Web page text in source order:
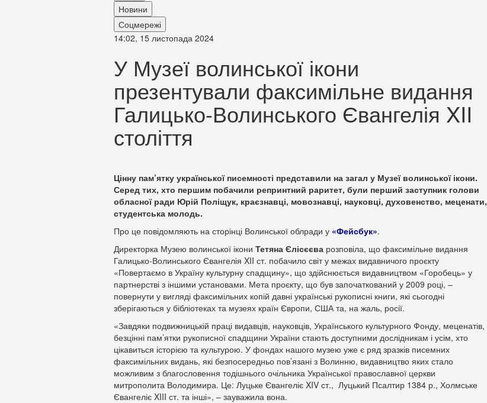
Новини
Соцмережі
14:02, 15 листопада 2024
У Музеї волинської ікони
презентували факсимільне видання
Галицько-Волинського Євангелія XII
століття
Цінну пам’ятку української писемності представили на загал у Музеї волинської ікони.
Серед тих, хто першим побачили репринтний раритет, були перший заступник голови
обласної ради Юрій Поліщук, краєзнавці, мовознавці, науковці, духовенство, меценати,
студентська молодь.
Про це повідомляють на сторінці Волинської облради у «Фейсбук».
Директорка Музею волинської ікони Тетяна Єлісєєва розповіла, що факсимільне видання
Галицько-Волинського Євангелія XII ст. побачило світ у межах видавничого проєкту
«Повертаємо в Україну культурну спадщину», що здійснюється видавництвом «Горобець» у
партнерстві з іншими установами. Мета проєкту, що був започаткований у 2009 році, –
повернути у вигляді факсимільних копій давні українські рукописні книги, які сьогодні
зберігаються у бібліотеках та музеях країн Європи, США та, на жаль, росії.
«Завдяки подвижницькій праці видавців, науковців, Українського культурного Фонду, меценатів,
безцінні пам’ятки рукописної спадщини України стають доступними дослідникам і усім, хто
цікавиться історією та культурою. У фондах нашого музею уже є ряд зразків писемних
факсимільних видань, які безпосередньо пов’язані з Волинню, видавництво яких стало
можливим з благословення тодішнього очільника Української православної церкви
митрополита Володимира. Це: Луцьке Євангеліє XIV ст., Луцький Псалтир 1384 р., Холмське
Євангеліє XIII ст. та інші», – зауважила вона.